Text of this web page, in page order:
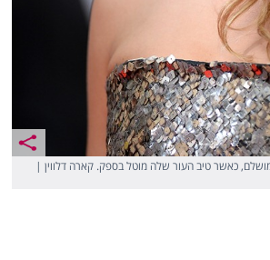
כאשר טיב העור שלה מוטל בספק. קארה דלווין |